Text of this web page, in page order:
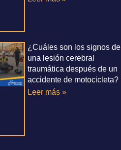
¿Cuáles son los signos de
una lesión cerebral
traumática después de un
accidente de motocicleta?
Leer más »